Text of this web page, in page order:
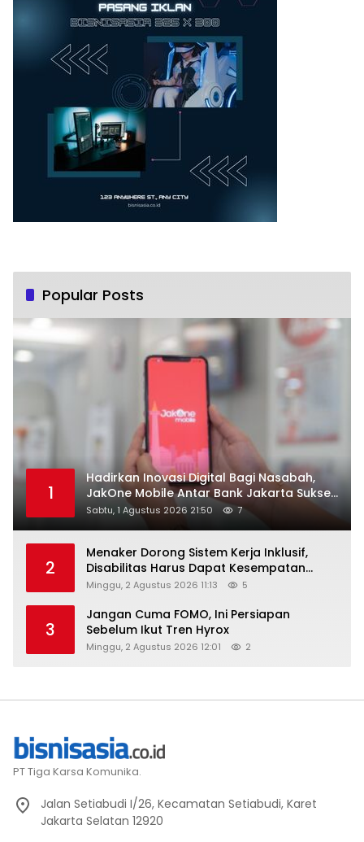
Popular Posts
1
Hadirkan Inovasi Digital Bagi Nasabah,
JakOne Mobile Antar Bank Jakarta Sukses
Raih Digital Excellence Awards 2026
Sabtu, 1 Agustus 2026 21:50 7
2
Menaker Dorong Sistem Kerja Inklusif,
Disabilitas Harus Dapat Kesempatan
Setara
Minggu, 2 Agustus 2026 11:13 5
3
Jangan Cuma FOMO, Ini Persiapan
Sebelum Ikut Tren Hyrox
Minggu, 2 Agustus 2026 12:01 2
PT Tiga Karsa Komunika.
Jalan Setiabudi I/26, Kecamatan Setiabudi, Karet
Jakarta Selatan 12920